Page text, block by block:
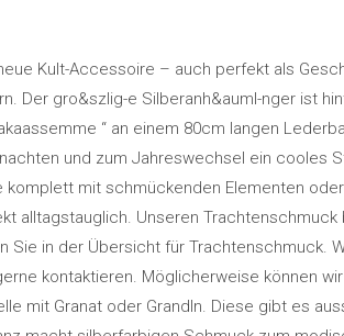
Kult-Accessoire – auch perfekt als
Der gro&szlig-e Silberanh&auml-nger ist
“ an einem 80cm langen
und zum Jahreswechsel ein cooles
komplett mit schmückenden Elementen
alltagstauglich. Unseren
Sie in der Übersicht für Trachtenschmuck.
kontaktieren. Möglicherweise können
mit Granat oder Grandln. Diese gibt es